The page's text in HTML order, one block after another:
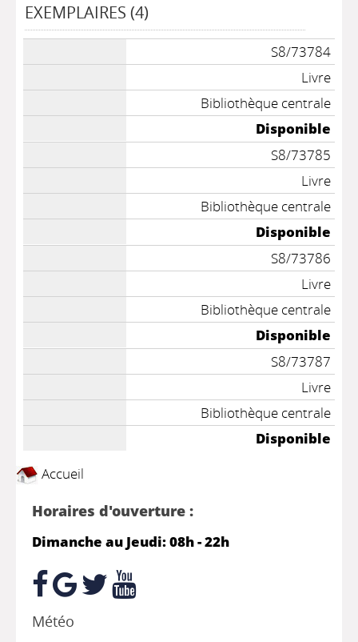
EXEMPLAIRES (4)
S8/73784
Livre
Bibliothèque centrale
Disponible
S8/73785
Livre
Bibliothèque centrale
Disponible
S8/73786
Livre
Bibliothèque centrale
Disponible
S8/73787
Livre
Bibliothèque centrale
Disponible
Accueil
Horaires d'ouverture :
Dimanche au Jeudi: 08h - 22h
Météo